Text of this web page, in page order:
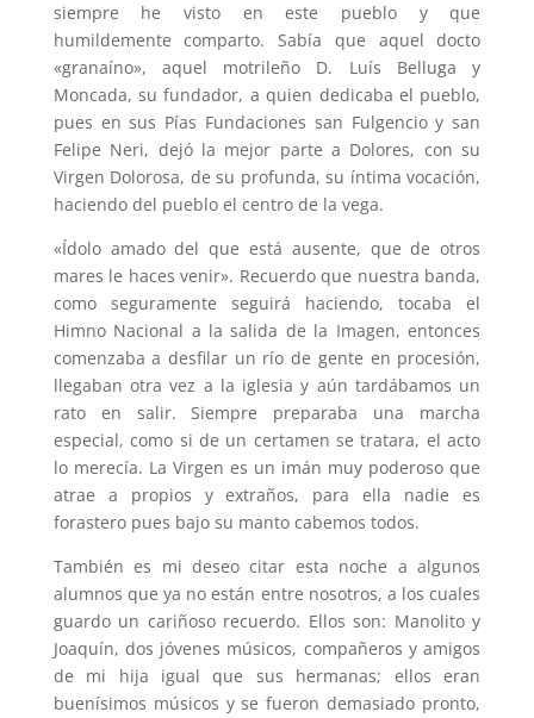
siempre he visto en este pueblo y que
humildemente comparto. Sabía que aquel docto
«granaíno», aquel motrileño D. Luís Belluga y
Moncada, su fundador, a quien dedicaba el pueblo,
pues en sus Pí­as Fundaciones san Fulgencio y san
Felipe Neri, dejó la mejor parte a Dolores, con su
Virgen Dolorosa, de su profunda, su íntima vocación,
haciendo del pueblo el centro de la vega.
«Ídolo amado del que está ausente, que de otros
mares le haces venir». Recuerdo que nuestra banda,
como seguramente seguirá haciendo, tocaba el
Himno Nacional a la salida de la Imagen, entonces
comenzaba a desfilar un río de gente en procesión,
llegaban otra vez a la iglesia y aún tardábamos un
rato en salir. Siempre preparaba una marcha
especial, como si de un certamen se tratara, el acto
lo merecía. La Virgen es un imán muy poderoso que
atrae a propios y extraños, para ella nadie es
forastero pues bajo su manto cabemos todos.
También es mi deseo citar esta noche a algunos
alumnos que ya no están entre nosotros, a los cuales
guardo un cariñoso recuerdo. Ellos son: Manolito y
Joaquín, dos jóvenes músicos, compañeros y amigos
de mi hija igual que sus hermanas; ellos eran
buenísimos músicos y se fueron demasiado pronto,